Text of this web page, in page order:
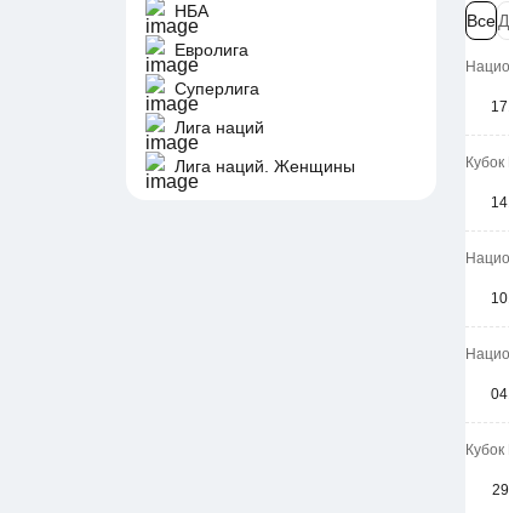
НБА
Евролига
Суперлига
Лига наций
Лига наций. Женщины
Все